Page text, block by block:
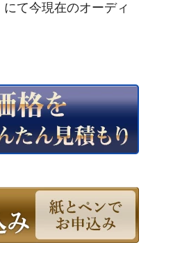
て今現在のオーディ